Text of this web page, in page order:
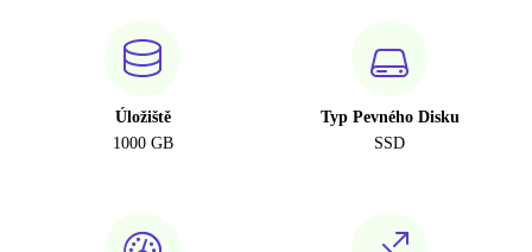
Úložiště
1000 GB
Typ Pevného Disku
SSD